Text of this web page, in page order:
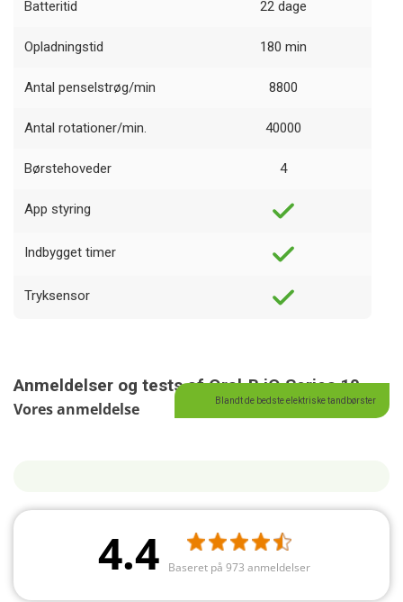
Batteritid 22 dage
Opladningstid 180 min
Antal penselstrøg/min 8800
Antal rotationer/min. 40000
Børstehoveder 4
App styring
Indbygget timer
Tryksensor
Anmeldelser og tests af Oral-B iO Series 10
Vores anmeldelse Blandt de bedste elektriske tandbørster
4.4 Baseret på 973 anmeldelser